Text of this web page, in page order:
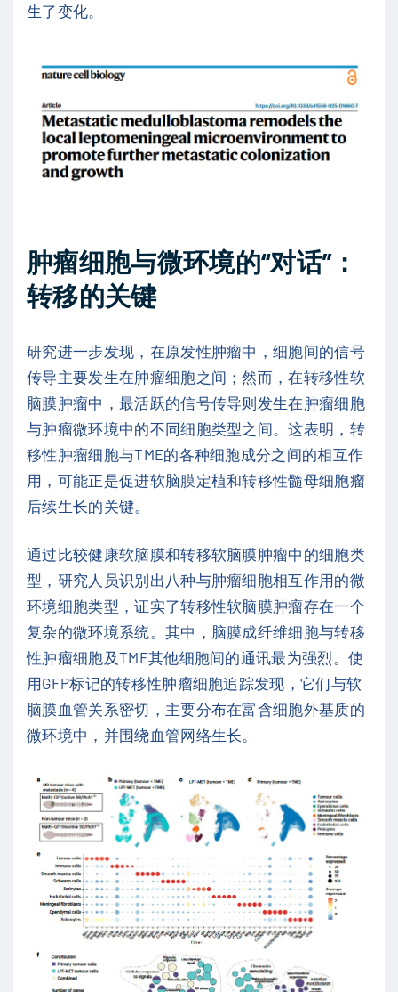
生了变化。
肿瘤细胞与微环境的“对话”：
转移的关键
研究进一步发现，在原发性肿瘤中，细胞间的信号
传导主要发生在肿瘤细胞之间；然而，在转移性软
脑膜肿瘤中，最活跃的信号传导则发生在肿瘤细胞
与肿瘤微环境中的不同细胞类型之间。这表明，转
移性肿瘤细胞与TME的各种细胞成分之间的相互作
用，可能正是促进软脑膜定植和转移性髓母细胞瘤
后续生长的关键。
通过比较健康软脑膜和转移软脑膜肿瘤中的细胞类
型，研究人员识别出八种与肿瘤细胞相互作用的微
环境细胞类型，证实了转移性软脑膜肿瘤存在一个
复杂的微环境系统。其中，脑膜成纤维细胞与转移
性肿瘤细胞及TME其他细胞间的通讯最为强烈。使
用GFP标记的转移性肿瘤细胞追踪发现，它们与软
脑膜血管关系密切，主要分布在富含细胞外基质的
微环境中，并围绕血管网络生长。